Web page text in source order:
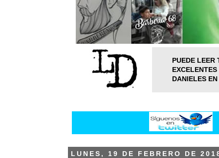
PUEDE LEER
DANIELES
LUNES, 19 DE FEBRERO DE